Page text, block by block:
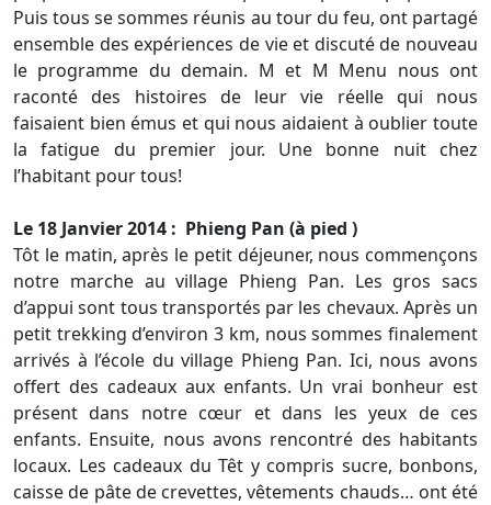
Puis tous se sommes réunis au tour du feu, ont partagé
ensemble des expériences de vie et discuté de nouveau
le programme du demain. M et M Menu nous ont
raconté des histoires de leur vie réelle qui nous
faisaient bien émus et qui nous aidaient à oublier toute
la fatigue du premier jour. Une bonne nuit chez
l’habitant pour tous!
Le 18 Janvier 2014 : Phieng Pan (à pied )
Tôt le matin, après le petit déjeuner, nous commençons
notre marche au village Phieng Pan. Les gros sacs
d’appui sont tous transportés par les chevaux. Après un
petit trekking d’environ 3 km, nous sommes finalement
arrivés à l’école du village Phieng Pan. Ici, nous avons
offert des cadeaux aux enfants. Un vrai bonheur est
présent dans notre cœur et dans les yeux de ces
enfants. Ensuite, nous avons rencontré des habitants
locaux. Les cadeaux du Têt y compris sucre, bonbons,
caisse de pâte de crevettes, vêtements chauds… ont été